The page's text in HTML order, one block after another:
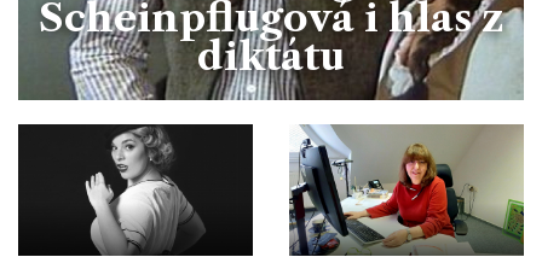
Scheinpflugová i hlas z
diktátu